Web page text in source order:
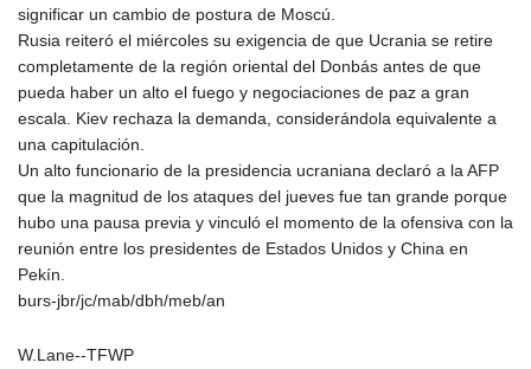
LSL 16.307022
LTL 2.95274
LYD 6.373118
MDL 17.39541
MGA
4298.392651
MKD 53.301108
significar un cambio de postura de Moscú.
Rusia reiteró el miércoles su exigencia de que Ucrania se retire
completamente de la región oriental del Donbás antes de que
pueda haber un alto el fuego y negociaciones de paz a gran
escala. Kiev rechaza la demanda, considerándola equivalente a
una capitulación.
Un alto funcionario de la presidencia ucraniana declaró a la AFP
que la magnitud de los ataques del jueves fue tan grande porque
hubo una pausa previa y vinculó el momento de la ofensiva con la
reunión entre los presidentes de Estados Unidos y China en
Pekín.
burs-jbr/jc/mab/dbh/meb/an
W.Lane--TFWP